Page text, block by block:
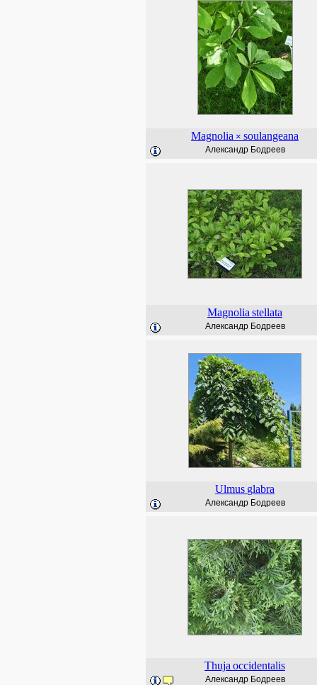
Magnolia × soulangeana
Александр Бодреев
Magnolia stellata
Александр Бодреев
Ulmus glabra
Александр Бодреев
Thuja occidentalis
Александр Бодреев